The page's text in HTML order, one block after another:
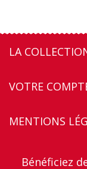
LA
VOTRE
MENTIONS
Bénéficiez